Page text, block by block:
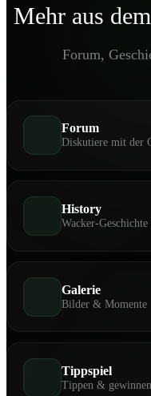
Mehr aus dem
Forum,
Forum
Diskutiere mit der
History
Wacker-
Galerie
Bilder & Momente
Tippspiel
Tippen & gewinnen